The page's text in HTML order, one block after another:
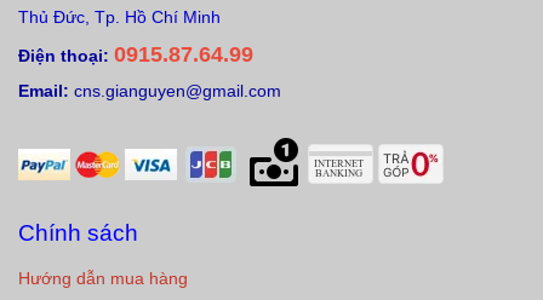
Thủ Đức, Tp. Hồ Chí Minh
Điện thoại: 0915.87.64.99
Email: cns.gianguyen@gmail.com
Chính sách
Hướng dẫn mua hàng